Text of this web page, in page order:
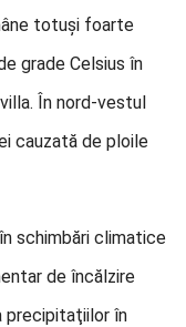
totuşi foarte
grade Celsius în
În nord-vestul
cauzată de ploile
schimbări climatice
de încălzire
precipitaţiilor în